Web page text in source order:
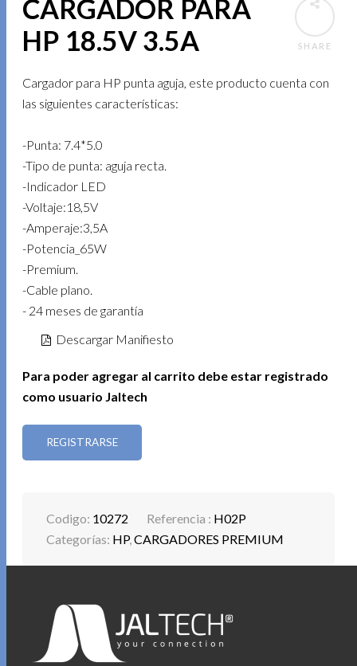
SHARE
CARGADOR PARA
HP 18.5V 3.5A
Cargador para HP punta aguja, este producto cuenta con
las siguientes características:
-Punta: 7.4*5.0
-Tipo de punta: aguja recta.
-Indicador LED
-Voltaje:18,5V
-Amperaje:3,5A
-Potencia_65W
-Premium.
-Cable plano.
- 24 meses de garantía
Descargar Manifiesto
Para poder agregar al carrito debe estar registrado
como usuario Jaltech
REGISTRARSE
Codigo: 10272 Referencia : H02P
Categorías: HP,CARGADORES PREMIUM